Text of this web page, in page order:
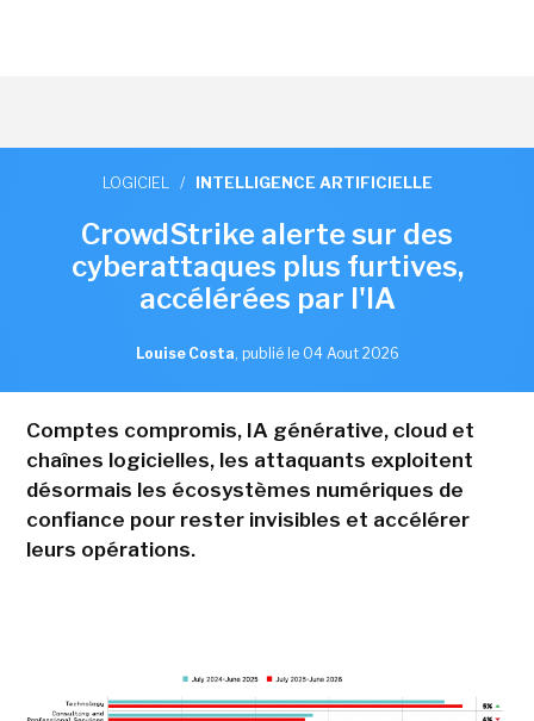
LOGICIEL / INTELLIGENCE ARTIFICIELLE
CrowdStrike alerte sur des
cyberattaques plus furtives,
accélérées par l'IA
Louise Costa, publié le 04 Aout 2026
Comptes compromis, IA générative, cloud et
chaînes logicielles, les attaquants exploitent
désormais les écosystèmes numériques de
confiance pour rester invisibles et accélérer
leurs opérations.